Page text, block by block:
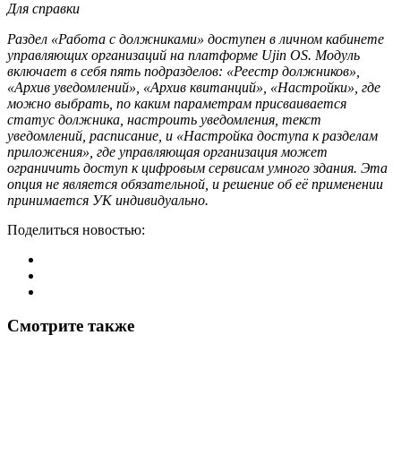
Для справки
Раздел «Работа с должниками» доступен в личном кабинете
управляющих организаций на платформе Ujin OS. Модуль
включает в себя пять подразделов: «Реестр должников»,
«Архив уведомлений», «Архив квитанций», «Настройки», где
можно выбрать, по каким параметрам присваивается
статус должника, настроить уведомления, текст
уведомлений расписание и «Настройка доступа к разделам
приложения», где управляющая организация может
ограничить доступ к цифровым сервисам умного здания. Эта
опция не является обязательной, и решение об её применении
принимается УК индивидуально.
Поделиться новостью:
Смотрите также